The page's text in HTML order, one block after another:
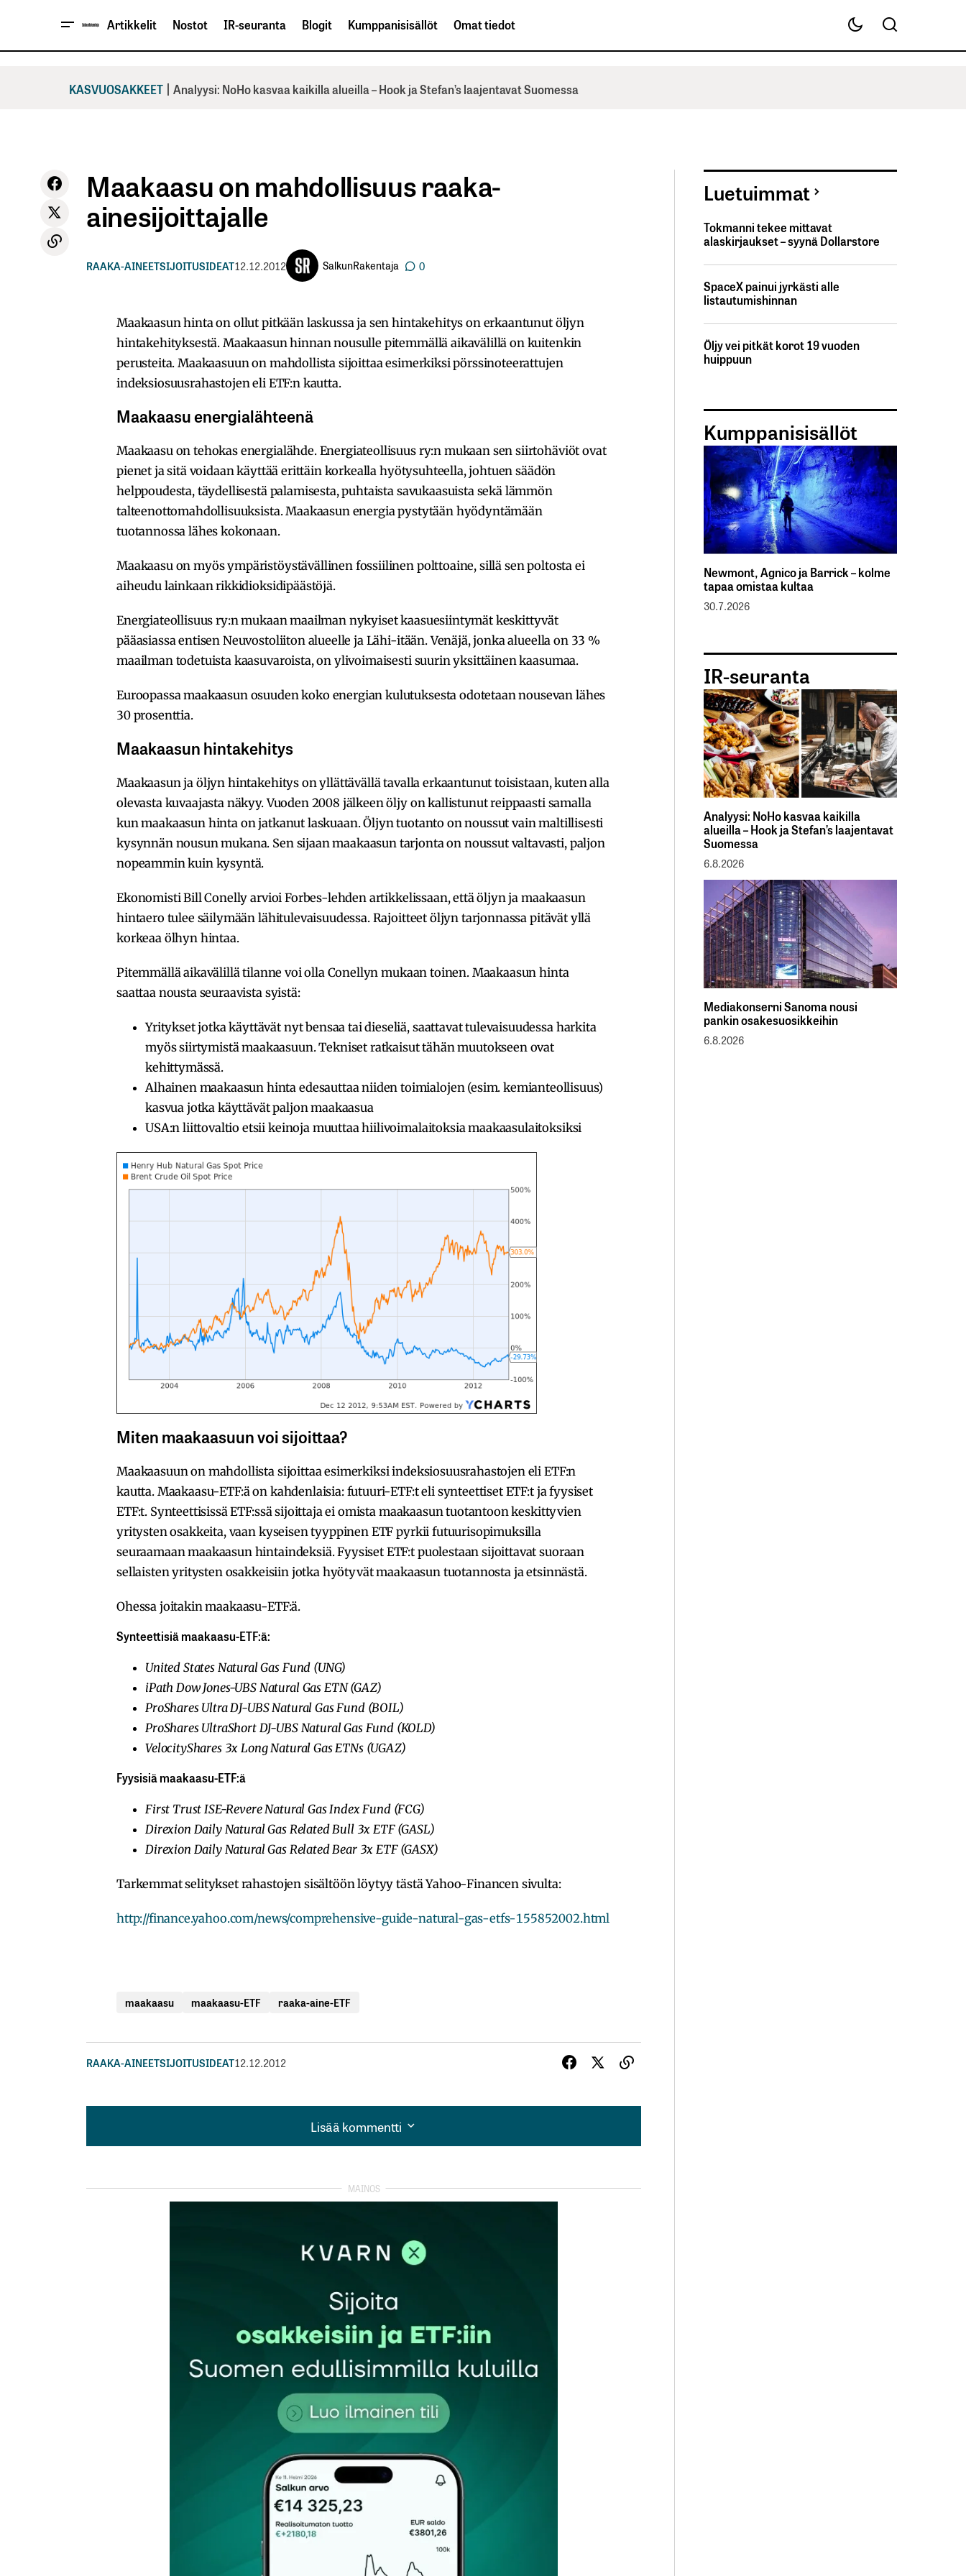
Artikkelit Nostot IR-seuranta Blogit Kumppanisisällöt Omat tiedot
KASVUOSAKKEET | Analyysi: NoHo kasvaa kaikilla alueilla – Hook ja Stefan’s laajentavat Suomessa
Maakaasu on mahdollisuus raaka-
ainesijoittajalle
RAAKA-AINEETSIJOITUSIDEAT12.12.2012 SalkunRakentaja 0
Maakaasun hinta on ollut pitkään laskussa ja sen hintakehitys on erkaantunut öljyn
hintakehityksestä. Maakaasun hinnan nousulle pitemmällä aikavälillä on kuitenkin
perusteita. Maakaasuun on mahdollista sijoittaa esimerkiksi pörssinoteerattujen
indeksiosuusrahastojen eli ETF:n kautta.
Maakaasu energialähteenä
Maakaasu on tehokas energialähde. Energiateollisuus ry:n mukaan sen siirtohäviöt ovat
pienet ja sitä voidaan käyttää erittäin korkealla hyötysuhteella, johtuen säädön
helppoudesta, täydellisestä palamisesta, puhtaista savukaasuista sekä lämmön
talteenottomahdollisuuksista. Maakaasun energia pystytään hyödyntämään
tuotannossa lähes kokonaan.
Maakaasu on myös ympäristöystävällinen fossiilinen polttoaine, sillä sen poltosta ei
aiheudu lainkaan rikkidioksidipäästöjä.
Energiateollisuus ry:n mukaan maailman nykyiset kaasuesiintymät keskittyvät
pääasiassa entisen Neuvostoliiton alueelle ja Lähi-itään. Venäjä, jonka alueella on 33 %
maailman todetuista kaasuvaroista, on ylivoimaisesti suurin yksittäinen kaasumaa.
Euroopassa maakaasun osuuden koko energian kulutuksesta odotetaan nousevan lähes
30 prosenttia.
Maakaasun hintakehitys
Maakaasun ja öljyn hintakehitys on yllättävällä tavalla erkaantunut toisistaan, kuten alla
olevasta kuvaajasta näkyy. Vuoden 2008 jälkeen öljy on kallistunut reippaasti samalla
kun maakaasun hinta on jatkanut laskuaan. Öljyn tuotanto on noussut vain maltillisesti
kysynnän nousun mukana. Sen sijaan maakaasun tarjonta on noussut valtavasti, paljon
nopeammin kuin kysyntä.
Ekonomisti Bill Conelly arvioi Forbes-lehden artikkelissaan, että öljyn ja maakaasun
hintaero tulee säilymään lähitulevaisuudessa. Rajoitteet öljyn tarjonnassa pitävät yllä
korkeaa ölhyn hintaa.
Pitemmällä aikavälillä tilanne voi olla Conellyn mukaan toinen. Maakaasun hinta
saattaa nousta seuraavista syistä:
Yritykset jotka käyttävät nyt bensaa tai dieseliä, saattavat tulevaisuudessa harkita
myös siirtymistä maakaasuun. Tekniset ratkaisut tähän muutokseen ovat
kehittymässä.
Alhainen maakaasun hinta edesauttaa niiden toimialojen (esim. kemianteollisuus)
kasvua jotka käyttävät paljon maakaasua
USA:n liittovaltio etsii keinoja muuttaa hiilivoimalaitoksia maakaasulaitoksiksi
Miten maakaasuun voi sijoittaa?
Maakaasuun on mahdollista sijoittaa esimerkiksi indeksiosuusrahastojen eli ETF:n
kautta. Maakaasu-ETF:ä on kahdenlaisia: futuuri-ETF:t eli synteettiset ETF:t ja fyysiset
ETF:t. Synteettisissä ETF:ssä sijoittaja ei omista maakaasun tuotantoon keskittyvien
yritysten osakkeita, vaan kyseisen tyyppinen ETF pyrkii futuurisopimuksilla
seuraamaan maakaasun hintaindeksiä. Fyysiset ETF:t puolestaan sijoittavat suoraan
sellaisten yritysten osakkeisiin jotka hyötyvät maakaasun tuotannosta ja etsinnästä.
Ohessa joitakin maakaasu-ETF:ä.
Synteettisiä maakaasu-ETF:ä:
United StatesNatural Gas Fund (UNG)
iPath Dow Jones-UBS Natural Gas ETN (GAZ)
ProShares Ultra DJ-UBS Natural Gas Fund (BOIL)
ProShares UltraShort DJ-UBS Natural Gas Fund (KOLD)
VelocityShares 3x Long Natural Gas ETNs (UGAZ)
Fyysisiä maakaasu-ETF:ä
First Trust ISE-Revere Natural Gas Index Fund (FCG)
Direxion Daily Natural Gas Related Bull 3x ETF (GASL)
Direxion Daily Natural Gas Related Bear 3x ETF (GASX)
Tarkemmat selitykset rahastojen sisältöön löytyy tästä Yahoo-Financen sivulta:
http://finance.yahoo.com/news/comprehensive-guide-natural-gas-etfs-155852002.html
maakaasu maakaasu-ETF raaka-aine-ETF
RAAKA-AINEETSIJOITUSIDEAT12.12.2012
Lisää kommentti
Lisää kommentti
Sähköpostiosoitteesi
Tilaa SalkunRakentajan uutiskirje
Luetuimmat
Tokmanni tekee mittavat
alaskirjaukset – syynä Dollarstore
SpaceX painui jyrkästi alle
listautumishinnan
Öljy vei pitkät korot 19 vuoden
huippuun
Kumppanisisällöt
Newmont, Agnico ja Barrick – kolme
tapaa omistaa kultaa
30.7.2026
IR-seuranta
Analyysi: NoHo kasvaa kaikilla
alueilla – Hook ja Stefan’s laajentavat
Suomessa
6.8.2026
Mediakonserni Sanoma nousi
pankin osakesuosikkeihin
6.8.2026